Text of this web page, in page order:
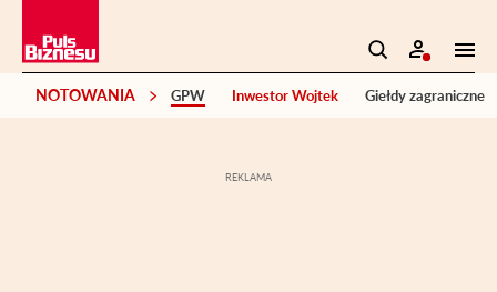
NOTOWANIA GPW Inwestor Wojtek Giełdy zagraniczne